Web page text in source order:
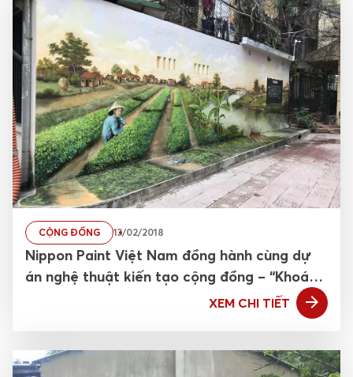
CỘNG ĐỒNG 13/02/2018
Nippon Paint Việt Nam đồng hành cùng dự
án nghệ thuật kiến tạo cộng đồng – “Khoác
Áo Mới” cho khu tập thể Pháo Đài Láng
XEM CHI TIẾT